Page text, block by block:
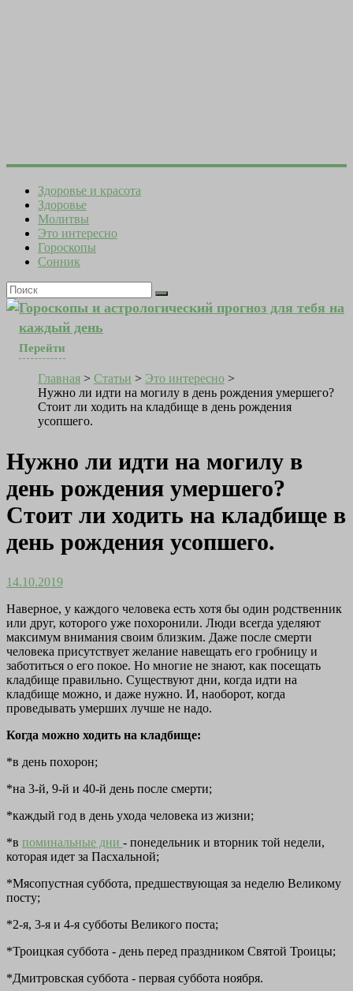
Здоровье и красота
Здоровье
Молитвы
Это интересно
Гороскопы
Сонник
Гороскопы и астрологический прогноз для тебя на
каждый день
Перейти
Главная > Статьи > Это интересно >
Нужно ли идти на могилу в день рождения умершего?
Стоит ли ходить на кладбище в день рождения
усопшего.
Нужно ли идти на могилу в
день рождения умершего?
Стоит ли ходить на кладбище в
день рождения усопшего.
14.10.2019
Наверное, у каждого человека есть хотя бы один родственник
или друг, которого уже похоронили. Люди всегда уделяют
максимум внимания своим близким. Даже после смерти
человека присутствует желание навещать его гробницу и
заботиться о его покое. Но многие не знают, как посещать
кладбище правильно. Существуют дни, когда идти на
кладбище можно, и даже нужно. И, наоборот, когда
проведывать умерших лучше не надо.
Когда можно ходить на кладбище:
*в день похорон;
*на 3-й, 9-й и 40-й день после смерти;
*каждый год в день ухода человека из жизни;
*в поминальные дни - понедельник и вторник той недели,
которая идет за Пасхальной;
*Мясопустная суббота, предшествующая за неделю Великому
посту;
*2-я, 3-я и 4-я субботы Великого поста;
*Троицкая суббота - день перед праздником Святой Троицы;
*Дмитровская суббота - первая суббота ноября.